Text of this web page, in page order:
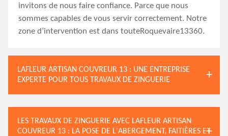
invitons de nous faire confiance. Parce que nous
sommes capables de vous servir correctement. Notre
zone d’intervention est dans touteRoquevaire13360.
LAFLEUR ARTISAN COUVREUR 13 : UNE ENTREPRISE
EXPERTE POUR TOUS TRAVAUX DE ZINGUERIE
LES TRAVAUX DE ZINGUERIE AVEC LAFLEUR ARTISAN
COUVREUR 13 : LA POSE DE L'ABERGEMENT, FAITIÈRES ET